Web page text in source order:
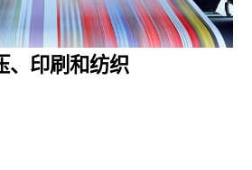
、印刷和纺织